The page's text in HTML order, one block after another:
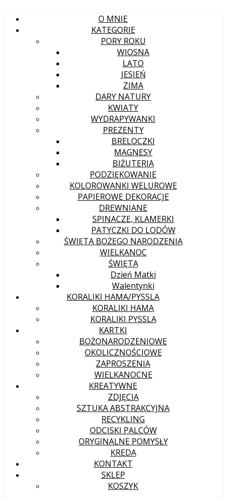
O MNIE
KATEGORIE
PORY ROKU
WIOSNA
LATO
JESIEŃ
ZIMA
DARY NATURY
KWIATY
WYDRAPYWANKI
PREZENTY
BRELOCZKI
MAGNESY
BIŻUTERIA
PODZIĘKOWANIE
KOLOROWANKI WELUROWE
PAPIEROWE DEKORACJE
DREWNIANE
SPINACZE, KLAMERKI
PATYCZKI DO LODÓW
ŚWIĘTA BOŻEGO NARODZENIA
WIELKANOC
ŚWIĘTA
Dzień Matki
Walentynki
KORALIKI HAMA/PYSSLA
KORALIKI HAMA
KORALIKI PYSSLA
KARTKI
BOŻONARODZENIOWE
OKOLICZNOŚCIOWE
ZAPROSZENIA
WIELKANOCNE
KREATYWNE
ZDJĘCIA
SZTUKA ABSTRAKCYJNA
RECYKLING
ODCISKI PALCÓW
ORYGINALNE POMYSŁY
KREDA
KONTAKT
SKLEP
KOSZYK